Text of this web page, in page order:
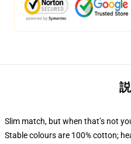
Slim match, but when that’s not
Stable colours are 100% cotton;